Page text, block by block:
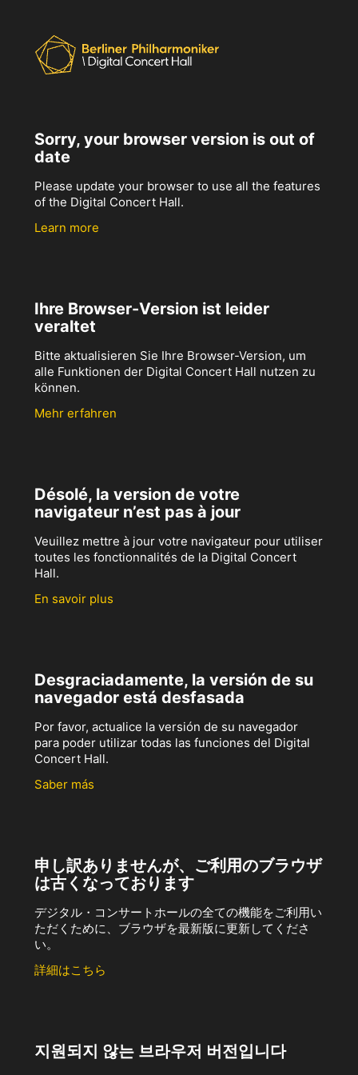
Sorry, your browser version is out of
date
Please update your browser to use all the features
of the Digital Concert Hall.
Learn more
Ihre Browser-Version ist leider
veraltet
Bitte aktualisieren Sie Ihre Browser-Version, um
alle Funktionen der Digital Concert Hall nutzen zu
können.
Mehr erfahren
Désolé, la version de votre
navigateur n’est pas à jour
Veuillez mettre à jour votre navigateur pour utiliser
toutes les fonctionnalités de la Digital Concert
Hall.
En savoir plus
Desgraciadamente, la versión de su
navegador está desfasada
Por favor, actualice la versión de su navegador
para poder utilizar todas las funciones del Digital
Concert Hall.
Saber más
申し訳ありませんが、ご利用のブラウザ
は古くなっております
デジタル・コンサートホールの全ての機能をご利用い
ただくために、ブラウザを最新版に更新してくださ
い。
詳細はこちら
지원되지 않는 브라우저 버전입니다